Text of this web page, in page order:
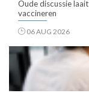
Oude discussie
vaccineren
06 AUG 2026